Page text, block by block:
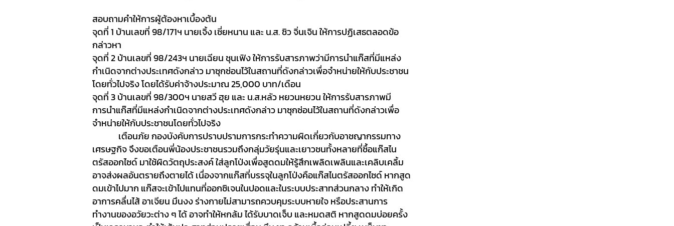
สอบถามคำให้การผู้ต้องหาเบื้องต้น
จุดที่1 บ้านเลขที่ 98/171ฯ นายเจิ้ง เซี่ยหนาน และ น.ส. ซิว จิ่นเจิน ให้การปฏิเสธตลอดข้อ
กล่าวหา
จุดที่2บ้านเลขที่ 98/243ฯ นายเฉียน ชุนเฟิง ให้การรับสารภาพว่ามีการนำแก๊สที่มีแหล่ง
กำเนิดจากต่างประเทศดังกล่าว มาซุกซ่อนไว้ในสถานที่ดังกล่าวเพื่อจำหน่ายให้กับประชาชน
โดยทั่วไปจริง โดยได้รับค่าจ้างประมาณ 25,000 บาท/เดือน
จุดที่ 3บ้านเลขที่ 98/300ฯ นายสวี ฮุย และ น.ส.หลัว หยวนหยวน ให้การรับสารภาพมี
การนำแก๊สที่มีแหล่งกำเนิดจากต่างประเทศดังกล่าว มาซุกซ่อนไว้ในสถานที่ดังกล่าวเพื่อ
จำหน่ายให้กับประชาชนโดยทั่วไปจริง
เตือนภัยกองบังคับการปราบปรามการกระทำความผิดเกี่ยวกับอาชญากรรมทาง
เศรษฐกิจ จึงขอเตือนพี่น้องประชาชนรวมถึงกลุ่มวัยรุ่นและเยาวชนทั้งหลายที่ซื้อแก๊สไน
ตรัสออกไซด์ มาใช้ผิดวัตถุประสงค์ ใส่ลูกโป่งเพื่อสูดดมให้รู้สึกเพลิดเพลินและเคลิบเคลิ้ม
อาจส่งผลอันตรายถึงตายได้ เนื่องจากแก๊สที่บรรจุในลูกโป่งคือแก๊สไนตรัสออกไซด์ หากสูด
ดมเข้าไปมาก แก๊สจะเข้าไปแทนที่ออกซิเจนในปอดและในระบบประสาทส่วนกลาง ทำให้เกิด
อาการคลื่นไส้ อาเจียน มึนงง ร่างกายไม่สามารถควบคุมระบบหายใจ หรือประสานการ
ทำงานของอวัยวะต่าง ๆ ได้ อาจทำให้หกล้ม ได้รับบาดเจ็บ และหมดสติ หากสูดดมบ่อยครั้ง